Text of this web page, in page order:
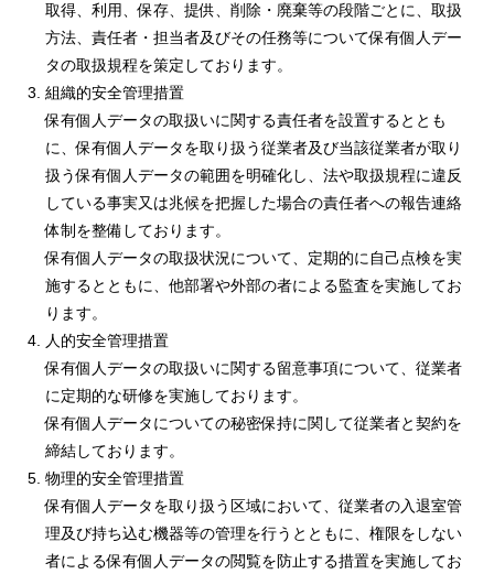
取得、利用、保存、提供、削除・廃棄等の段階ごとに、取扱
方法、責任者・担当者及びその任務等について保有個人デー
タの取扱規程を策定しております。
組織的安全管理措置
保有個人データの取扱いに関する責任者を設置するととも
に、保有個人データを取り扱う従業者及び当該従業者が取り
扱う保有個人データの範囲を明確化し、法や取扱規程に違反
している事実又は兆候を把握した場合の責任者への報告連絡
体制を整備しております。
保有個人データの取扱状況について、定期的に自己点検を実
施するとともに、他部署や外部の者による監査を実施してお
ります。
人的安全管理措置
保有個人データの取扱いに関する留意事項について、従業者
に定期的な研修を実施しております。
保有個人データについての秘密保持に関して従業者と契約を
締結しております。
物理的安全管理措置
保有個人データを取り扱う区域において、従業者の入退室管
理及び持ち込む機器等の管理を行うとともに、権限をしない
者による保有個人データの閲覧を防止する措置を実施してお